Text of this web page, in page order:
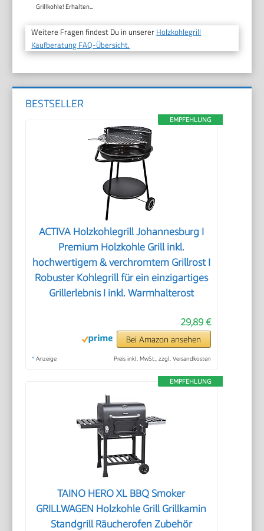
Grillkohle! Erhalten...
Weitere Fragen findest Du in unserer Holzkohlegrill
Kaufberatung FAQ-Übersicht.
BESTSELLER
EMPFEHLUNG
ACTIVA Holzkohlegrill Johannesburg I
Premium Holzkohle Grill inkl.
hochwertigem & verchromtem Grillrost I
Robuster Kohlegrill für ein einzigartiges
Grillerlebnis I inkl. Warmhalterost
29,89 €
Bei Amazon ansehen
* Anzeige Preis inkl. MwSt., zzgl. Versandkosten
EMPFEHLUNG
TAINO HERO XL BBQ Smoker
GRILLWAGEN Holzkohle Grill Grillkamin
Standgrill Räucherofen Zubehör